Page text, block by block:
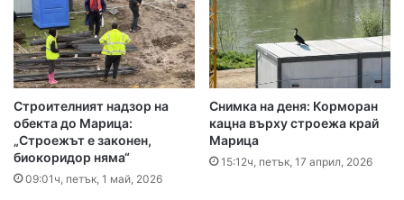
Строителният надзор на
обекта до Марица:
„Строежът е законен,
биокоридор няма“
09:01ч, петък, 1 май, 2026
Снимка на деня: Корморан
кацна върху строежа край
Марица
15:12ч, петък, 17 април, 2026